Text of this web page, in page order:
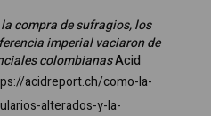
compra de sufragios, los
imperial vaciaron de
colombianasAcid
acidreport.ch/como-la-
alterados-y-la-